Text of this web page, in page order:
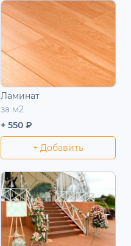
Ламинат
за м2
+ 550 ₽
+ Добавить